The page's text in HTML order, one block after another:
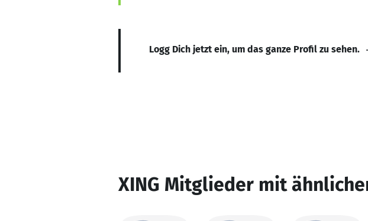
Logg Dich jetzt ein, um das ganze Profil zu sehen.
XING Mitglieder mit